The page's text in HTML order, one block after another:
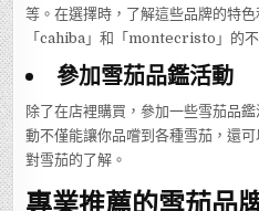
等。在選擇時，了解這些品牌的特
「cahiba」和「montecristo」的
參加雪茄品鑑活動
除了在店裡購買，參加一些雪茄品
動不僅能讓你品嚐到各種雪茄，還
對雪茄的了解。
專業推薦的雪茄品